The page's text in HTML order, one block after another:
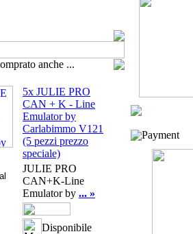
anche ...
5x JULIE PRO
CAN + K - Line
Emulator by
Carlabimmo V121
(5 pezzi prezzo
speciale)
JULIE PRO
CAN+K-Line
Emulator by ... »
Disponibile
Payment